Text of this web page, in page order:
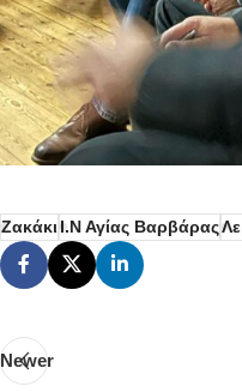
Ζακάκι Ι.Ν Αγίας Βαρβάρας
Newer